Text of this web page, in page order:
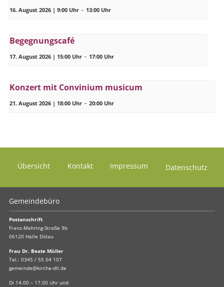
16. August 2026 | 9:00 Uhr – 13:00 Uhr
Begegnungscafé
17. August 2026 | 15:00 Uhr – 17:00 Uhr
Konzert mit Convinium musicum
21. August 2026 | 18:00 Uhr – 20:00 Uhr
Übersicht Kontakt Impressum Datenschutz
Gemeindebüro
Postanschrift
Franz-Mehring-Straße 9b
06120 Halle Dölau
Frau Dr. Beate Müller
Tel.: 0345 / 55 04 107
gemeinde@kirche-dll.de
Di 14.00 – 17.00 Uhr und